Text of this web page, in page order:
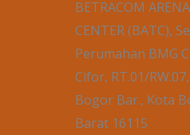
BETRACOM
CENTER (BATC),
Perumahan BMG
Cifor, RT.01/
Bogor Bar., Kota
Barat 16115